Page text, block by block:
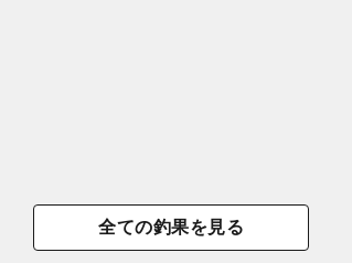
全ての釣果を見る